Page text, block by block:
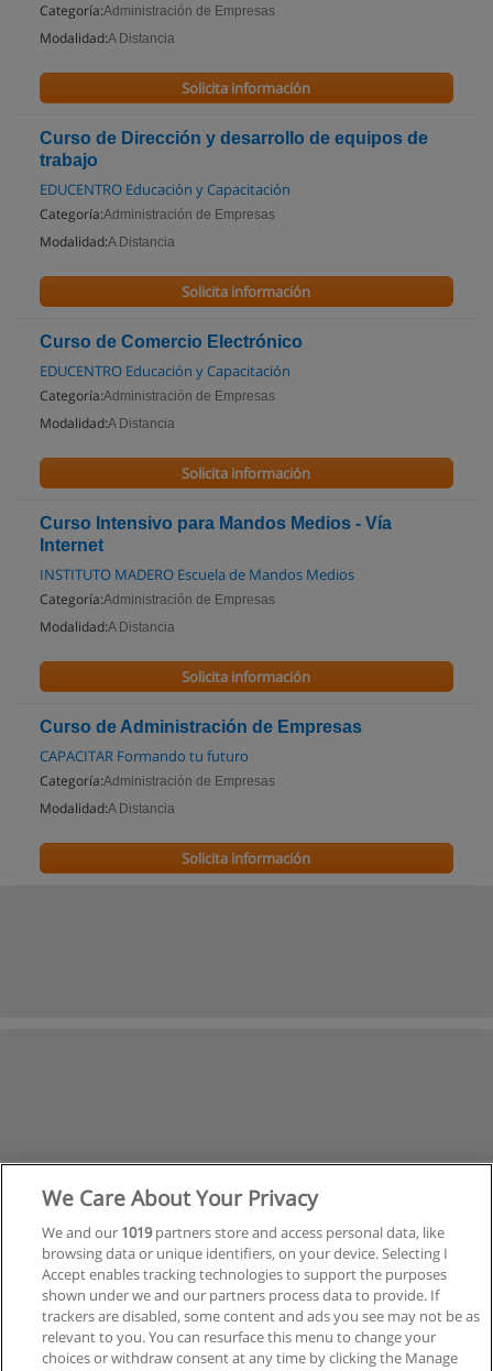
Categoría:Administración de Empresas
Modalidad:A Distancia
Solicita información
Curso de Dirección y desarrollo de equipos de
trabajo
EDUCENTRO Educación y Capacitación
Categoría:Administración de Empresas
Modalidad:A Distancia
Solicita información
Curso de Comercio Electrónico
EDUCENTRO Educación y Capacitación
Categoría:Administración de Empresas
Modalidad:A Distancia
Solicita información
Curso Intensivo para Mandos Medios - Vía
Internet
INSTITUTO MADERO Escuela de Mandos Medios
Categoría:Administración de Empresas
Modalidad:A Distancia
Solicita información
Curso de Administración de Empresas
CAPACITAR Formando tu futuro
Categoría:Administración de Empresas
Modalidad:A Distancia
Solicita información
Siguiente
We Care About Your Privacy
We and our 1019partners store and access personal data, like
browsing data or unique identifiers, on your device. Selecting I
Accept enables tracking technologies to support the purposes
shown under we and our partners process data to provide. If
trackers are disabled, some content and ads you see may not be as
relevant to you. You can resurface this menu to change your
choices or withdraw consent at any time by clicking the Manage